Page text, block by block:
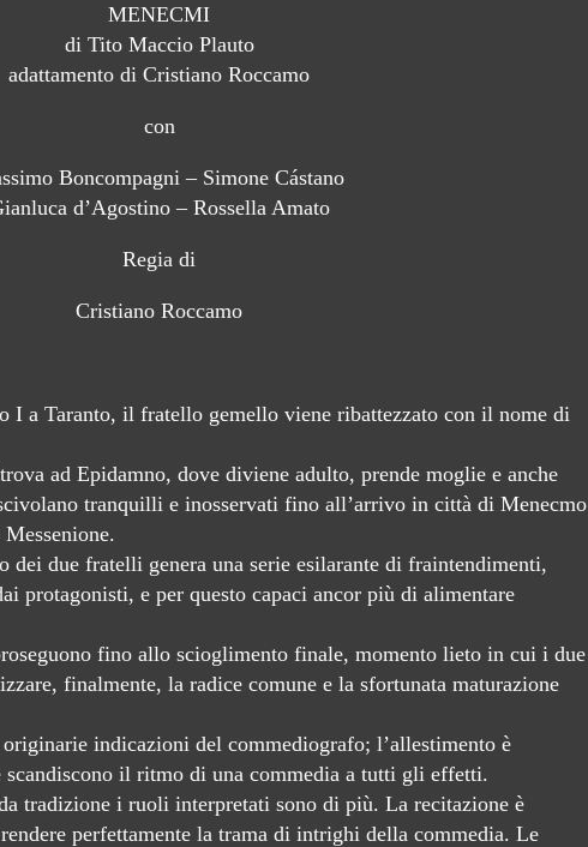
MENECMI
di Tito Maccio Plauto
adattamento di Cristiano Roccamo
con
Boncompagni – Simone Cástano
d’Agostino – Rossella Amato
Regia di
Cristiano Roccamo
I a Taranto, il fratello gemello viene ribattezzato con il nome di
ad Epidamno, dove diviene adulto, prende moglie e anche
tranquilli e inosservati fino all’arrivo in città di Menecmo
dei due fratelli genera una serie esilarante di fraintendimenti,
protagonisti, e per questo capaci ancor più di alimentare
fino allo scioglimento finale, momento lieto in cui i due
finalmente, la radice comune e la sfortunata maturazione
indicazioni del commediografo; l’allestimento è
scandiscono il ritmo di una commedia a tutti gli effetti.
tradizione i ruoli interpretati sono di più. La recitazione è
perfettamente la trama di intrighi della commedia. Le